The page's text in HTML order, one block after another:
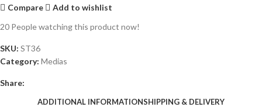
Compare
Add to wishlist
20 People watching this product now!
SKU: ST36
Category: Medias
Share:
ADDITIONAL INFORMATIONSHIPPING & DELIVERY